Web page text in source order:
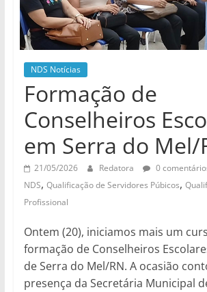
de
divulgação
do
NDSNDS Notícias
Formação de
Conselheiros
em Serra do Mel/
21/05/2026 Redatora 0
NDS, Qualificação de Servidores Púbicos,
Profissional
Ontem (20), iniciamos mais um
formação de Conselheiros
de Serra do Mel/RN. A ocasião
presença da Secretária Municipal